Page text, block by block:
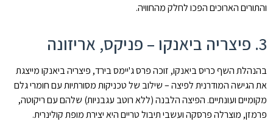
והתורים הארוכים הפכו לחלק מהחוויה.
3. פיצריה ביאנקו – פניקס, אריזונה
בהנהלת השף כריס ביאנקו, זוכה פרס ג'יימס בירד, פיצריה ביאנקו מייצגת
את הגישה המודרנית לפיצה – שילוב של טכניקות מסורתיות עם חומרי גלם
מקומיים ועונתיים. הפיצה הלבנה (ללא רוטב עגבניות) שלהם עם ריקוטה,
פרמזן, מוצרלה פרסקה ועשבי תיבול טריים היא יצירת מופת קולינרית.